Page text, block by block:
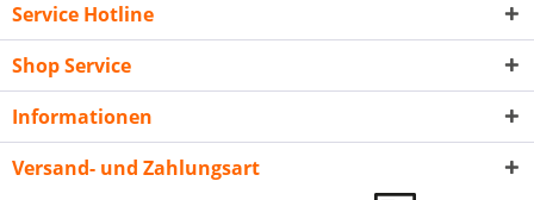
Service Hotline
Shop Service
Informationen
Versand- und Zahlungsart